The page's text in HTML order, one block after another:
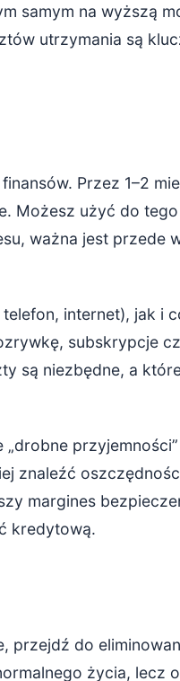
samym na wyższą
utrzymania są
Przez 1–2
Możesz użyć do
ważna jest przede
internet), jak i
subskrypcje
są niezbędne, a
znaleźć
margines
kredytową.
przejdź do
życia, lecz